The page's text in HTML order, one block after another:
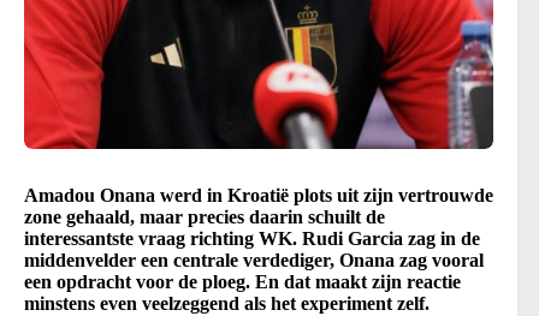
Amadou Onana werd in Kroatië plots uit zijn vertrouwde
zone gehaald, maar precies daarin schuilt de
interessantste vraag richting WK. Rudi Garcia zag in de
middenvelder een centrale verdediger, Onana zag vooral
een opdracht voor de ploeg. En dat maakt zijn reactie
minstens even veelzeggend als het experiment zelf.